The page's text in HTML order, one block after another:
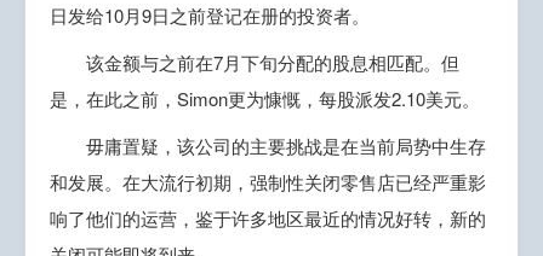
日发给10月9日之前登记在册的投资者。
该金额与之前在7月下旬分配的股息相匹配。但
是，在此之前，Simon更为慷慨，每股派发2.10美元。
毋庸置疑，该公司的主要挑战是在当前局势中生存
和发展。在大流行初期，强制性关闭零售店已经严重影
响了他们的运营，鉴于许多地区最近的情况好转，新的